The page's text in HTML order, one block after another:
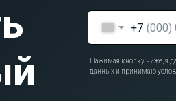
+7
Нажимая кнопку ниже, я
данных и принимаю